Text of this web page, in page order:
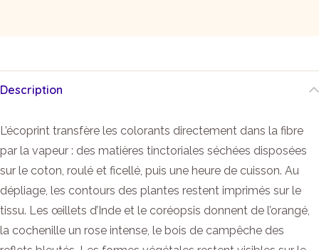
Description
L’écoprint transfère les colorants directement dans la fibre
par la vapeur : des matières tinctoriales séchées disposées
sur le coton, roulé et ficellé, puis une heure de cuisson. Au
dépliage, les contours des plantes restent imprimés sur le
tissu. Les œillets d’Inde et le coréopsis donnent de l’orangé,
la cochenille un rose intense, le bois de campêche des